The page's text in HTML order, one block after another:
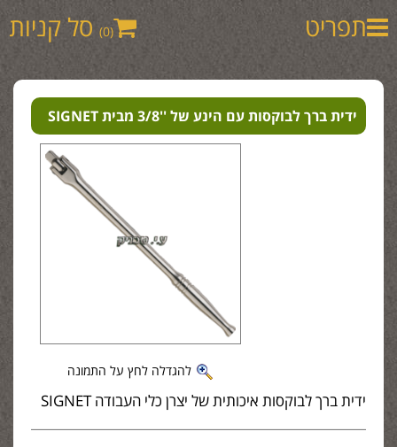
תפריט (0) סל קניות
ידית ברך לבוקסות עם הינע של ''3/8 מבית SIGNET
להגדלה לחץ על התמונה
ידית ברך לבוקסות איכותית של יצרן כלי העבודה SIGNET